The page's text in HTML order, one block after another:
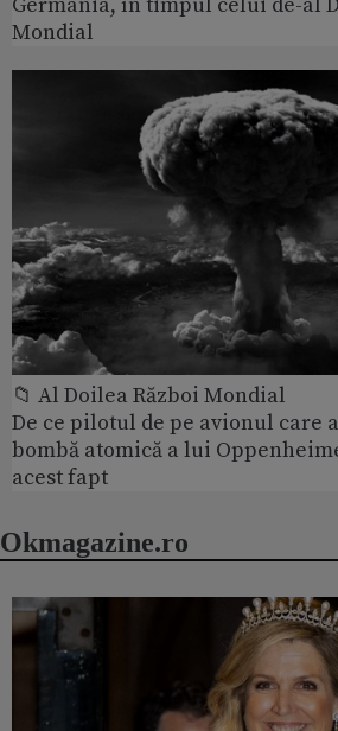
Mondial
📁 Al Doilea Război Mondial
De ce pilotul de pe avionul care
bombă atomică a lui
acest fapt
Okmagazine.ro